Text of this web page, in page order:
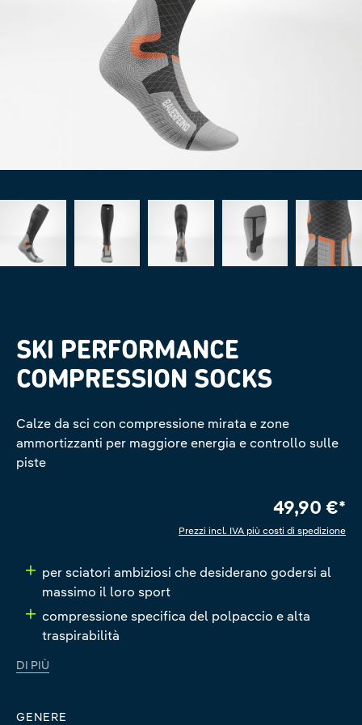
SKI PERFORMANCE
COMPRESSION SOCKS
Calze da sci con compressione mirata e zone
ammortizzanti per maggiore energia e controllo sulle
piste
49,90 €*
Prezzi incl. IVA più costi di spedizione
per sciatori ambiziosi che desiderano godersi al
massimo il loro sport
compressione specifica del polpaccio e alta
traspirabilità
DI PIÙ
GENERE